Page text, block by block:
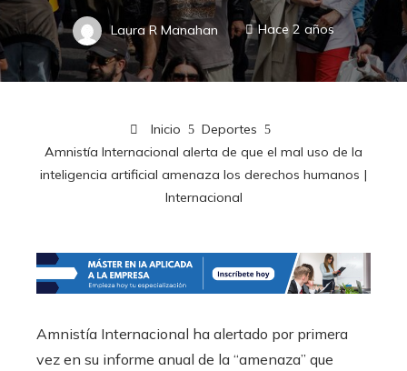
Laura R Manahan Hace 2 años
Inicio
Deportes
Amnistía Internacional alerta de que el mal uso de la
inteligencia artificial amenaza los derechos humanos |
Internacional
Amnistía Internacional ha alertado por primera
vez en su informe anual de la “amenaza” que